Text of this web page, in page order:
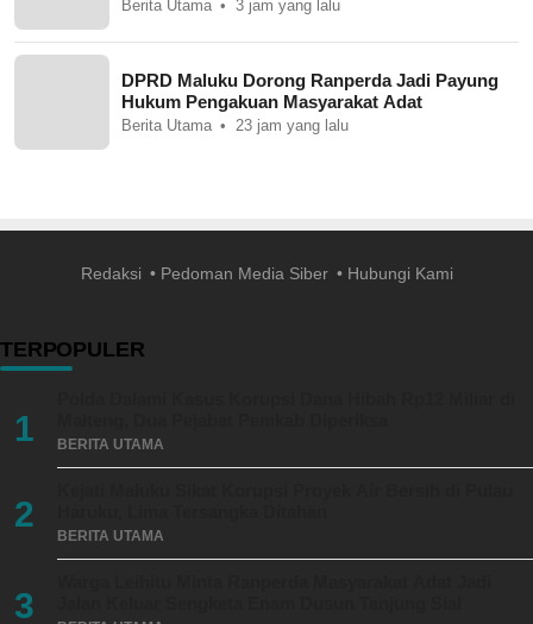
Berita Utama 3 jam yang lalu
DPRD Maluku Dorong Ranperda Jadi Payung
Hukum Pengakuan Masyarakat Adat
Berita Utama 23 jam yang lalu
Redaksi Pedoman Media Siber Hubungi Kami
TERPOPULER
1 BERITA UTAMA
2
BERITA UTAMA
3